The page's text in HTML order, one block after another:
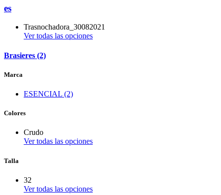
es
Trasnochadora_30082021
Ver todas las opciones
Brasieres (2)
Marca
ESENCIAL (2)
Colores
Crudo
Ver todas las opciones
Talla
32
Ver todas las opciones